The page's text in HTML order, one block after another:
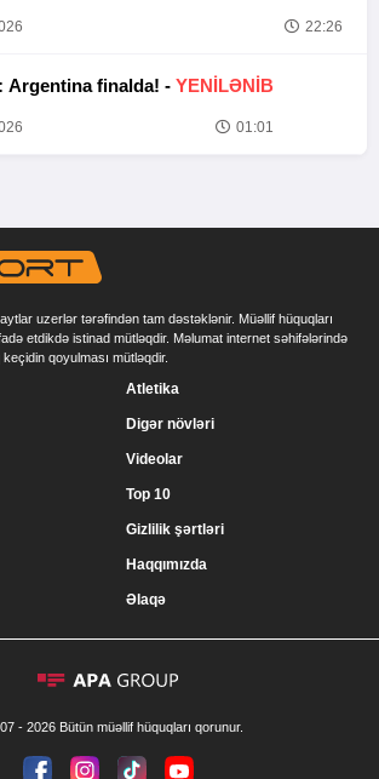
22:26
Argentina finalda! - YENİLƏNİB
01:01
uzerlər tərəfindən tam dəstəklənir. Müəllif hüquqları
etdikdə istinad mütləqdir. Məlumat internet səhifələrində
qoyulması mütləqdir.
Atletika
Digər növləri
Videolar
Top 10
Gizlilik şərtləri
Haqqımızda
Əlaqə
- 2026 Bütün müəllif hüquqları qorunur.